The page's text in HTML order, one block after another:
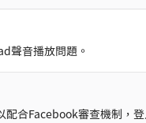
聲音播放問題。
配合Facebook審查機制，